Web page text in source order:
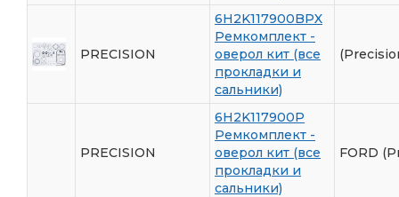
PRECISION
6H2K117900BPX
Ремкомплект -
оверол кит (все
прокладки и
сальники)
PRECISION
6H2K117900P
Ремкомплект -
оверол кит (все
прокладки и
сальники)
FORD